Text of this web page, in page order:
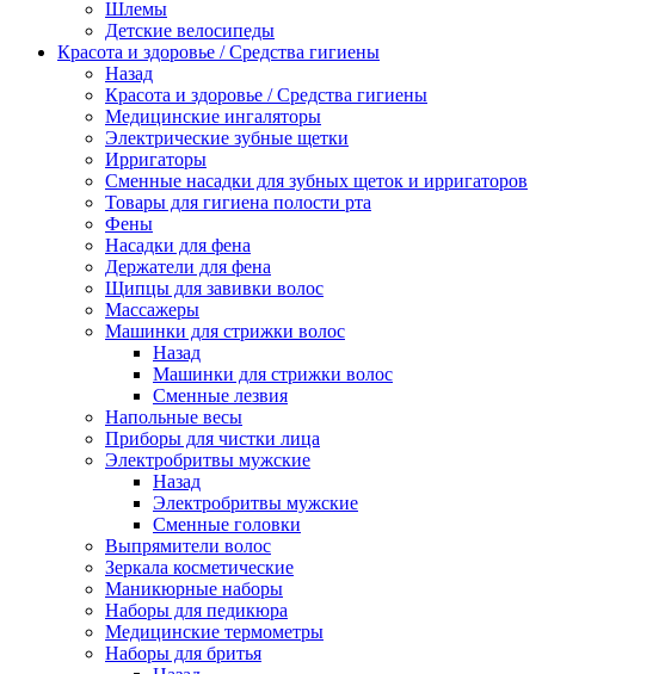
Шлемы
Детские велосипеды
Красота и здоровье / Средства гигиены
Назад
Красота и здоровье / Средства гигиены
Медицинские ингаляторы
Электрические зубные щетки
Ирригаторы
Сменные насадки для зубных щеток и ирригаторов
Товары для гигиена полости рта
Фены
Насадки для фена
Держатели для фена
Щипцы для завивки волос
Массажеры
Машинки для стрижки волос
Назад
Машинки для стрижки волос
Сменные лезвия
Напольные весы
Приборы для чистки лица
Электробритвы мужские
Назад
Электробритвы мужские
Сменные головки
Выпрямители волос
Зеркала косметические
Маникюрные наборы
Наборы для педикюра
Медицинские термометры
Наборы для бритья